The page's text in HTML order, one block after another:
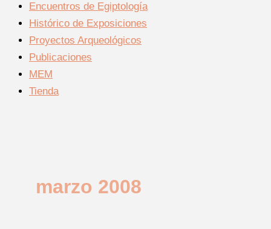
Encuentros de Egiptología
Histórico de Exposiciones
Proyectos Arqueológicos
Publicaciones
MEM
Tienda
marzo 2008